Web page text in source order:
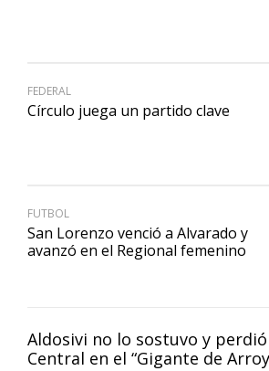
Aldosivi no lo sostuvo y
Central en el “Gigante de
FEDERAL
Círculo juega un partido clave
FUTBOL
San Lorenzo venció a Alvarado y
avanzó en el Regional femenino